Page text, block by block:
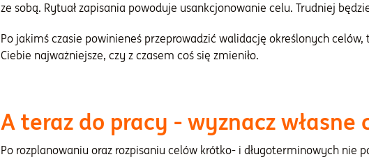
ze sobą. Rytuał zapisania powoduje usankcjonowanie celu. Trudniej
Po jakimś czasie powinieneś przeprowadzić walidację określonych
Ciebie najważniejsze, czy z czasem coś się zmieniło.
A teraz do pracy - wyznacz własne
Po rozplanowaniu oraz rozpisaniu celów krótko- i długoterminowych nie